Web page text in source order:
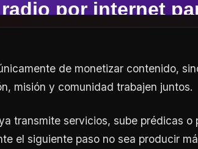
de monetizar contenido,
misión y comunidad trabajen juntos.
transmite servicios, sube prédicas
el siguiente paso no sea producir